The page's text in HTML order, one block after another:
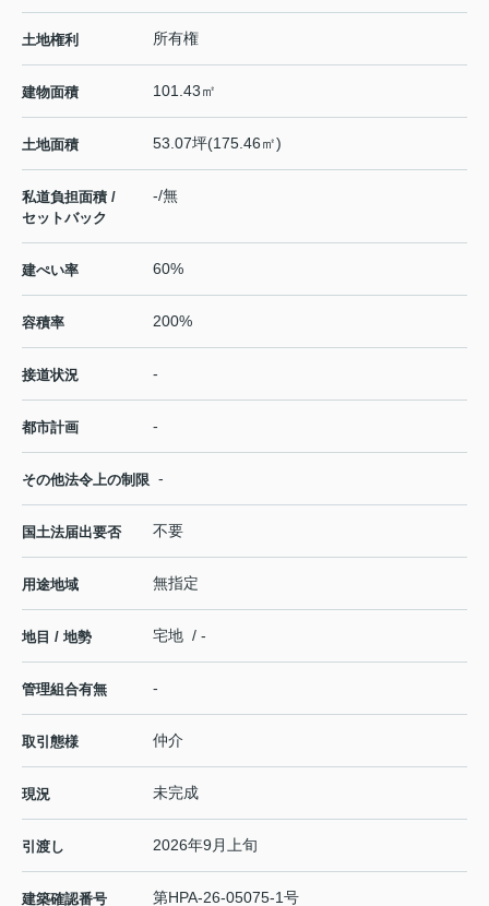
土地権利 所有権
建物面積 101.43㎡
土地面積 53.07坪(175.46㎡)
私道負担面積 /
セットバック
-/無
建ぺい率 60%
容積率 200%
接道状況 -
都市計画 -
その他法令上の制限 -
国土法届出要否 不要
用途地域 無指定
地目 / 地勢 宅地 / -
管理組合有無 -
取引態様 仲介
現況 未完成
引渡し 2026年9月上旬
建築確認番号 第HPA-26-05075-1号